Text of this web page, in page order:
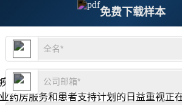
免费下载样本
影响的大量患者群体，美国 Humira
药房服务和患者支持计划的日益重视